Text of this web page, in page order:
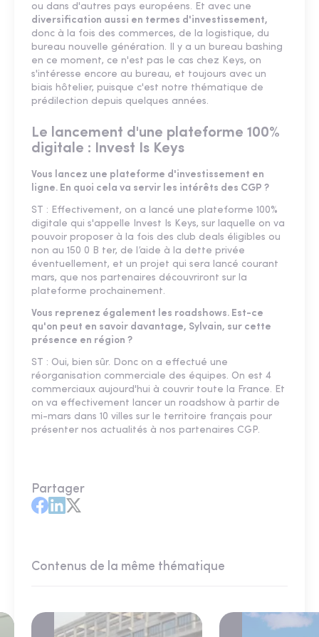
ou dans d'autres pays européens. Et avec une
diversification aussi en termes d'investissement,
donc à la fois des commerces, de la logistique, du
bureau nouvelle génération. Il y a un bureau bashing
en ce moment, ce n'est pas le cas chez Keys, on
s'intéresse encore au bureau, et toujours avec un
biais hôtelier, puisque c'est notre thématique de
prédilection depuis quelques années.
Le lancement d'une plateforme 100%
digitale : Invest Is Keys
Vous lancez une plateforme d'investissement en
ligne. En quoi cela va servir les intérêts des CGP ?
ST : Effectivement, on a lancé une plateforme 100%
digitale qui s'appelle Invest Is Keys, sur laquelle on va
pouvoir proposer à la fois des club deals éligibles ou
non au 150 0 B ter, de l’aide à la dette privée
éventuellement, et un projet qui sera lancé courant
mars, que nos partenaires découvriront sur la
plateforme prochainement.
Vous reprenez également les roadshows. Est-ce
qu'on peut en savoir davantage, Sylvain, sur cette
présence en région ?
ST : Oui, bien sûr. Donc on a effectué une
réorganisation commerciale des équipes. On est 4
commerciaux aujourd'hui à couvrir toute la France. Et
on va effectivement lancer un roadshow à partir de
mi-mars dans 10 villes sur le territoire français pour
présenter nos actualités à nos partenaires CGP.
Partager
Contenus de la même thématique